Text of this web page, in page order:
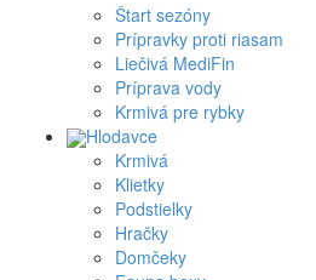
Štart sezóny
Prípravky proti riasam
Liečivá MediFin
Príprava vody
Krmivá pre rybky
Hlodavce
Krmivá
Klietky
Podstielky
Hračky
Domčeky